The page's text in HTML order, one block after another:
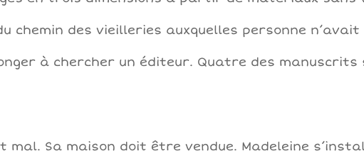
chemin des vieilleries auxquelles personne
à chercher un éditeur. Quatre des
Sa maison doit être vendue. Madeleine